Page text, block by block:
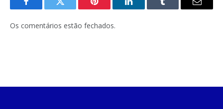
FacebookTwitter Pinterest O
Tumblr
E-
Os comentários estão fechados.